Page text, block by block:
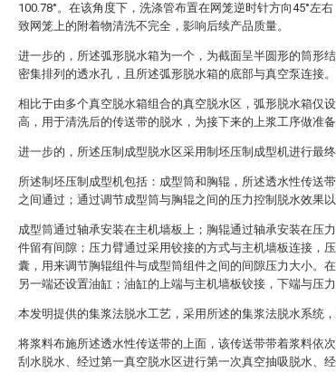
100.78°。在该角度下，洗涤管布置在网笼逆时针方向45°左
致网笼上的附着物清洗不完全，影响后续产品质量。
进一步的，所述弧形脱水箱为一个，为截面呈半圆形的筒形
密集排列的透水孔，且所述弧形脱水箱的底部与真空泵连接。
相比于由多个真空脱水箱组合的真空脱水区，弧形脱水箱仅
高，用于清洗后的传送带的脱水，为接下来的上浆工序做准备
进一步的，所述压制成型脱水区采用制坯压制成型机进行最
所述制坯压制成型机包括：成型筒和胸辊，所述透水性传送
之间通过；通过调节成型筒与胸辊之间的压力控制脱水效果以
成型筒通过轴承安装在主机墙板上；胸辊通过轴承安装在压
件留有间隙；压力臂通过采用铰接的方式与主机墙板连接，
囊，用来调节胸辊组件与成型筒组件之间的间隙压力大小。
另一端还设置油缸；油缸的上端与主机墙板铰接，下端与压力
本发明提供的集浆法脱水工艺，采用所述的集浆法脱水系统，
将浆料布施所述透水性传送带的上面，该传送带带着浆料依
刮水脱水、经过第一真空脱水区进行第一次真空抽吸脱水、